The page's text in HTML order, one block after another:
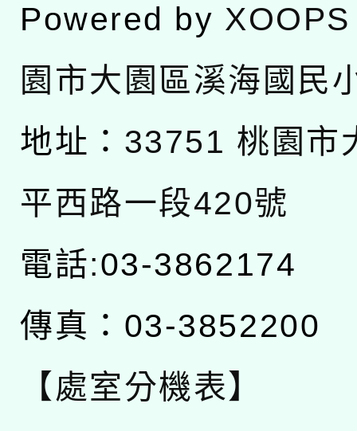
Powered by XOOPS
園市大園區溪海國民
地址： 33751 桃園市
平西路一段420號
電話:03-3862174
傳真：03-3852200
【處室分機表】